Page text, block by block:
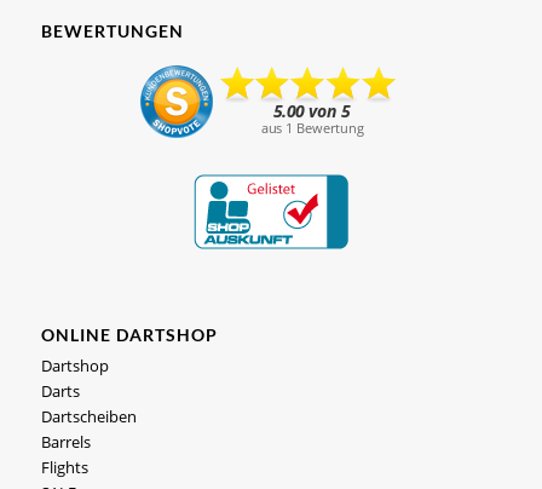
BEWERTUNGEN
ONLINE DARTSHOP
Dartshop
Darts
Dartscheiben
Barrels
Flights